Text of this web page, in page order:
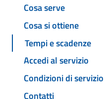
Cosa serve
Cosa si ottiene
Tempi e scadenze
Accedi al servizio
Condizioni di servizio
Contatti